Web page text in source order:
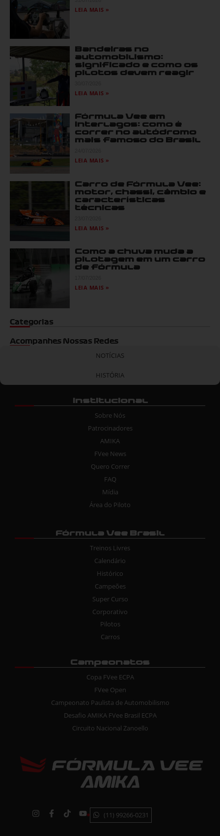
LEIA MAIS »
Bandeiras no
automobilismo:
significado e como os
pilotos devem reagir
LEIA MAIS »
Fórmula Vee em
Interlagos: como é
correr no autódromo
mais famoso do Brasil
LEIA MAIS »
Carro de Fórmula Vee:
motor, chassi, câmbio e
características
técnicas
LEIA MAIS »
Como a chuva muda a
pilotagem em um carro
de fórmula
LEIA MAIS »
Categorias
NOTÍCIAS
HISTÓRIA
Acompanhes Nossas Redes
Institucional
Sobre Nós
Patrocinadores
AMIKA
FVee News
Quero Correr
FAQ
Mídia
Área do Piloto
Fórmula Vee Brasil
Treinos Livres
Calendário
Histórico
Campeões
Super Curso
Corporativo
Pilotos
Carros
Campeonatos
Copa FVee ECPA
FVee Open
Campeonato Paulista de Automobilismo
Desafio AMIKA FVee Brasil ECPA
Circuito Nacional Zanoello
(11) 99266-0231